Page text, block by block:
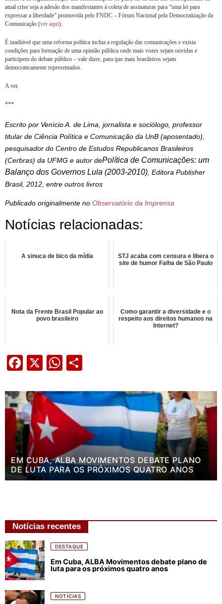
atual crise seja a adesão dos manifestantes à coleta de assinaturas para “uma lei para
expressar a liberdade” promovida pelo FNDC – Fórum Nacional pela Democratização da
Comunicação (ver aqui).
É inadiável que uma reforma política inclua a regulação das comunicações e exista
condições para formação de uma opinião pública onde mais vozes sejam ouvidas e
participem do debate público – vale dizer, para que mais brasileiros sejam
democraticamente representados.
A ver.
***
Escrito por Venício A. de Lima, jornalista e sociólogo, professor
titular de Ciência Política e Comunicação da UnB (aposentado),
pesquisador do Centro de Estudos Republicanos Brasileiros
(Cerbras) da UFMG e autor dePolítica de Comunicações: um
Balanço dos Governos Lula (2003-2010) , Editora Publisher
Brasil, 2012, entre outros livros
Publicado originalmente no Observatório da Imprensa
Notícias relacionadas:
A sinuca de bico da mídia
STJ acaba com censura e libera o
site de humor Falha de São Paulo
Nota da Frente Brasil Popular ao
povo brasileiro
Como garantir a diversidade e o
respeito aos direitos humanos na
Internet?
Facebook
X WhatsApp
EM CUBA, ALBA MOVIMENTOS DEBATE PLANO
DE LUTA PARA OS PRÓXIMOS QUATRO ANOS
Notícias recentes
DESTAQUE
Em Cuba, ALBA Movimentos debate plano de
luta para os próximos quatro anos
NOTÍCIAS